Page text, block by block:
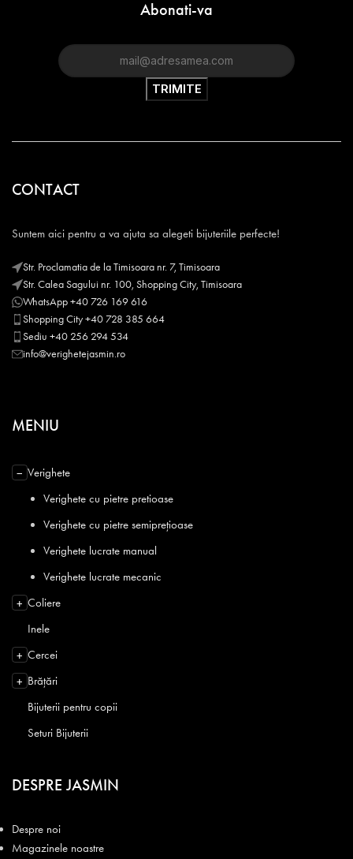
Abonati-va
CONTACT
Suntem aici pentru a va ajuta sa alegeti bijuteriile perfecte!
Str. Proclamatia de la Timisoara nr. 7, Timisoara
Str. Calea Sagului nr. 100, Shopping City, Timisoara
WhatsApp +40 726 169 616
Shopping City +40 728 385 664
Sediu +40 256 294 534
info@verighetejasmin.ro
MENIU
− Verighete
Verighete cu pietre pretioase
Verighete cu pietre semiprețioase
Verighete lucrate manual
Verighete lucrate mecanic
+ Coliere
Inele
+ Cercei
+ Brățări
Bijuterii pentru copii
Seturi Bijuterii
DESPRE JASMIN
Despre noi
Magazinele noastre